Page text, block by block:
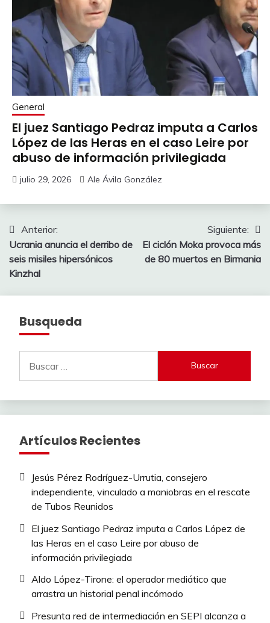
General
El juez Santiago Pedraz imputa a Carlos
López de las Heras en el caso Leire por
abuso de información privilegiada
julio 29, 2026 Ale Ávila González
Navegación
de
entradas
Anterior:
Ucrania anuncia el derribo de
seis misiles hipersónicos
Kinzhal
Siguiente:
El ciclón Moka provoca más
de 80 muertos en Birmania
Busqueda
Artículos Recientes
Jesús Pérez Rodríguez-Urrutia, consejero
independiente, vinculado a maniobras en el rescate
de Tubos Reunidos
El juez Santiago Pedraz imputa a Carlos López de
las Heras en el caso Leire por abuso de
información privilegiada
Aldo López-Tirone: el operador mediático que
arrastra un historial penal incómodo
Presunta red de intermediación en SEPI alcanza a